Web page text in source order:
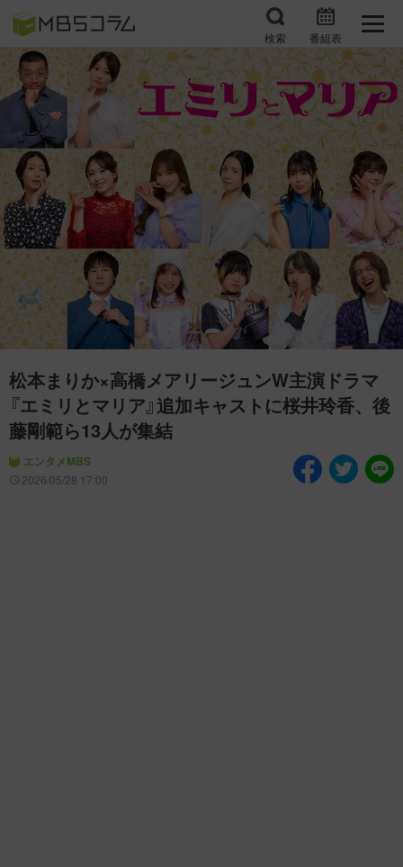
検索 番組表
番組コラムから探す
日曜日の初耳学 復習編 エンタメMBS
3分で読める！『ザ・リー
ダー』たちの泣き笑い
もう一度楽しむプレバト
サタプラ ～気になる情
報をちょこっとプラス～
所さんお届けモノです！
の気になるトコロ
推しといつまでも 月曜の蛙、大海を知る。
マニアックでメカニカル
そしてＭＢＳ的なＭなス
ポーツ
何が起こるかホンマにわ
からん！？「ごぶごぶ」の
トリセツ
情熱大陸を読む
レストランだけじゃない
「水野真紀の魔法のレスト
痛快！明石家電視台に、
池上彰のニュース解説が
読める！「生！池上彰×山
松本まりか×高橋メアリージュンW主演ドラマ
『エミリとマリア』追加キャストに桜井玲香、後
藤剛範ら13人が集結
エンタメMBS
2026/05/28 17:00